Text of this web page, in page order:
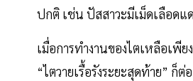
ปกติ เช่น ปัสสาวะมีเม็ดเลือดแ
เมื่อการทำงานของไตเหลือเพี
“ไตวายเรื้อรังระยะสุดท้าย” ก็